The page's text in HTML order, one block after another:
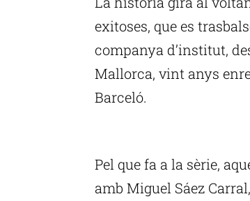
exitoses, que es
companya d’institut,
Mallorca, vint anys
Barceló.
Pel que fa a la sèrie,
amb Miguel Sáez